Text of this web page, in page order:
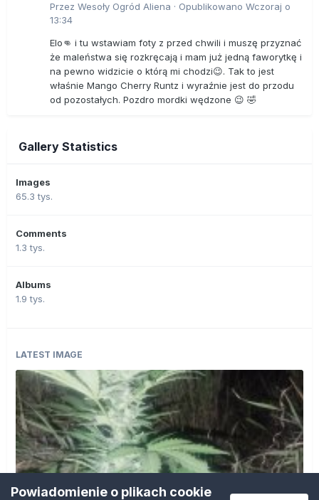
Przez Wesoły Ogród Aliena · Opublikowano Wczoraj o
13:34
Elo👊 i tu wstawiam foty z przed chwili i muszę przyznać
że maleństwa się rozkręcają i mam już jedną faworytkę i
na pewno widzicie o którą mi chodzi😉. Tak to jest
właśnie Mango Cherry Runtz i wyraźnie jest do przodu
od pozostałych. Pozdro mordki wędzone 😉 🤣
Gallery Statistics
Images
65.3 tys.
Comments
1.3 tys.
Albums
1.9 tys.
LATEST IMAGE
Powiadomienie o plikach cookie